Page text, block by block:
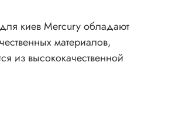
киев Mercury обладают
материалов,
из высококачественной